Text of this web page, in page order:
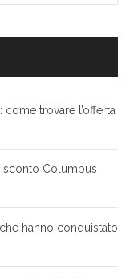
trovare l’offerta
sconto Columbus
hanno conquistato